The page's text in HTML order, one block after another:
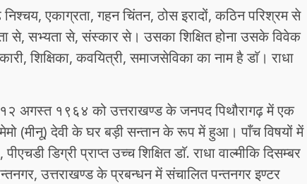
एकाग्रता, गहन चिंतन, ठोस इरादों, कठिन परिश्रम से
से, सभ्यता से, संस्कार से। उसका शिक्षित होना उसके विवेक
शिक्षिका, कवयित्री, समाजसेविका का नाम है डाॅ। राधा
१२ अगस्त १९६४ को उत्तराखण्ड के जनपद पिथौरागढ़ में एक
(मीनू) देवी के घर बड़ी सन्तान के रूप में हुआ। पाँच विषयों में
डिग्री प्राप्त उच्च शिक्षित डाॅ. राधा वाल्मीकि दिसम्बर
उत्तराखण्ड के प्रबन्धन में संचालित पन्तनगर इण्टर